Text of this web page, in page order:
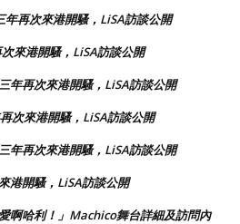
年再次來港開騷，LiSA訪談公開
來港開騷，LiSA訪談公開
年再次來港開騷，LiSA訪談公開
次來港開騷，LiSA訪談公開
年再次來港開騷，LiSA訪談公開
港開騷，LiSA訪談公開
愛啊哈利！」Machico舞台詳細及訪問內